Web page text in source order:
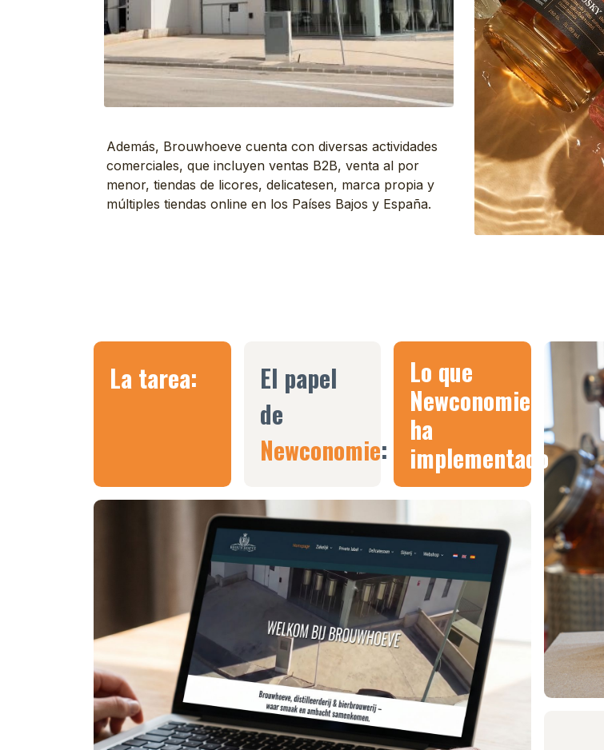
Además, Brouwhoeve cuenta con diversas actividades
comerciales, que incluyen ventas B2B, venta al por
menor, tiendas de licores, delicatesen, marca propia y
múltiples tiendas online en los Países Bajos y España.
La tarea:
El papel
de
Newconomie:
Lo que
Newconomie
ha
implementado